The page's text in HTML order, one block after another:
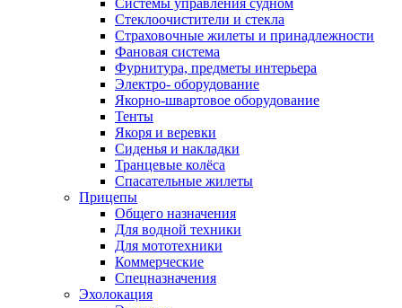
Системы управления судном
Стеклоочистители и стекла
Страховочные жилеты и принадлежности
Фановая система
Фурнитура, предметы интерьера
Электро- оборудование
Якорно-швартовое оборудование
Тенты
Якоря и веревки
Сиденья и накладки
Транцевые колёса
Спасательные жилеты
Прицепы
Общего назначения
Для водной техники
Для мототехники
Коммерческие
Спецназначения
Эхолокация